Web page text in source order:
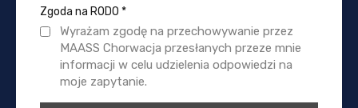
Zgoda na RODO *
Wyrażam zgodę na przechowywanie przez
MAASS Chorwacja przesłanych przeze mnie
informacji w celu udzielenia odpowiedzi na
moje zapytanie.